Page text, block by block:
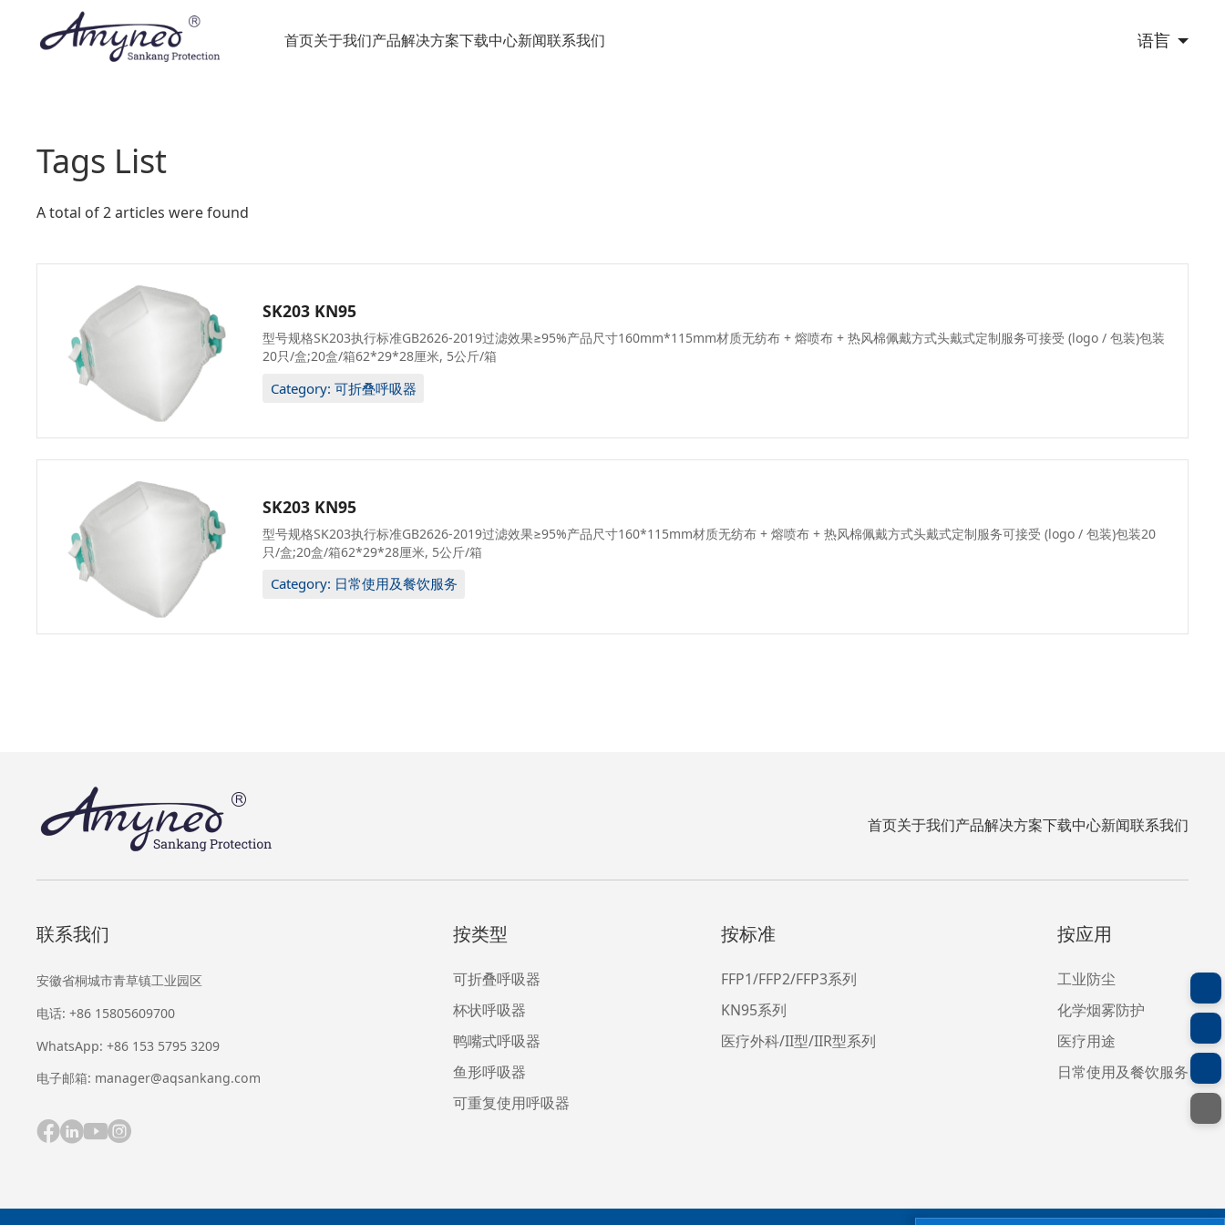
首页关于我们产品解决方案下载中心新闻联系我们 语言
Tags List
A total of 2 articles were found
SK203 KN95
型号规格SK203执行标准GB2626-2019过滤效果≥95%产品尺寸160mm*115mm材质无纺布 + 熔喷布 + 热风棉佩戴方式头戴式定制服务可接受 (logo / 包装)包装
20只/盒;20盒/箱62*29*28厘米, 5公斤/箱
Category: 可折叠呼吸器
SK203 KN95
型号规格SK203执行标准GB2626-2019过滤效果≥95%产品尺寸160*115mm材质无纺布 + 熔喷布 + 热风棉佩戴方式头戴式定制服务可接受 (logo / 包装)包装20
只/盒;20盒/箱62*29*28厘米, 5公斤/箱
Category: 日常使用及餐饮服务
首页关于我们产品解决方案下载中心新闻联系我们
联系我们
安徽省桐城市青草镇工业园区
电话: +86 15805609700
WhatsApp: +86 153 5795 3209
电子邮箱: manager@aqsankang.com
按类型
可折叠呼吸器
杯状呼吸器
鸭嘴式呼吸器
鱼形呼吸器
可重复使用呼吸器
按标准
FFP1/FFP2/FFP3系列
KN95系列
医疗外科/II型/IIR型系列
按应用
工业防尘
化学烟雾防护
医疗用途
日常使用及餐饮服务